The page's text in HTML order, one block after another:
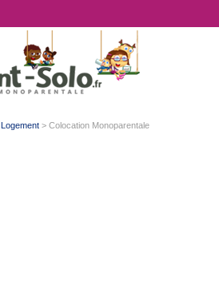
Logement> Colocation Monoparentale